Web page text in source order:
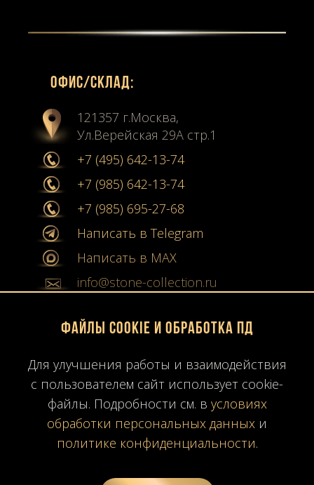
Офиc/склад:
121357 г.Москва,
Ул.Верейская 29А стр.1
+7 (495) 642-13-74
+7 (985) 642-13-74
+7 (985) 695-27-68
Написать в Telegram
Написать в MAX
info@stone-collection.ru
Мы в социальных сетях:
Youtube
Карта сайта
Политика конфиденциальности
Время работы: ПН-ПТ10:00-19:00
Файлы Cookie и обработка ПД
Для улучшения работы и взаимодействия
с пользователем сайт использует cookie-
файлы. Подробности см. в условиях
обработки персональных данных и
политике конфиденциальности.